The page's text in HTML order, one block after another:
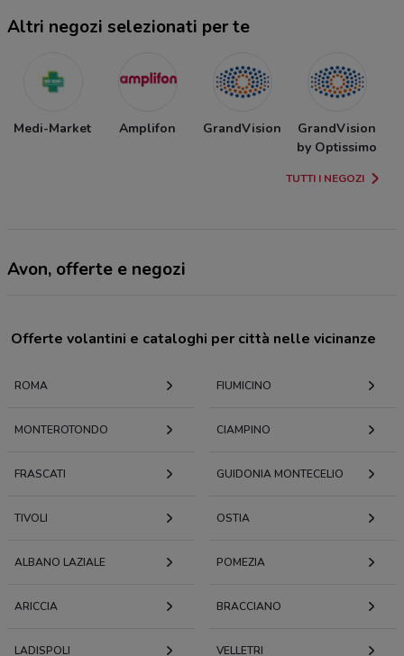
Altri negozi selezionati per te
Medi-Market Amplifon GrandVision
GrandVision
by Optissimo
TUTTI I NEGOZI
Avon, offerte e negozi
Offerte volantini e cataloghi per città nelle vicinanze
ROMA FIUMICINO
MONTEROTONDO CIAMPINO
FRASCATI GUIDONIA MONTECELIO
TIVOLI OSTIA
ALBANO LAZIALE POMEZIA
ARICCIA BRACCIANO
LADISPOLI VELLETRI